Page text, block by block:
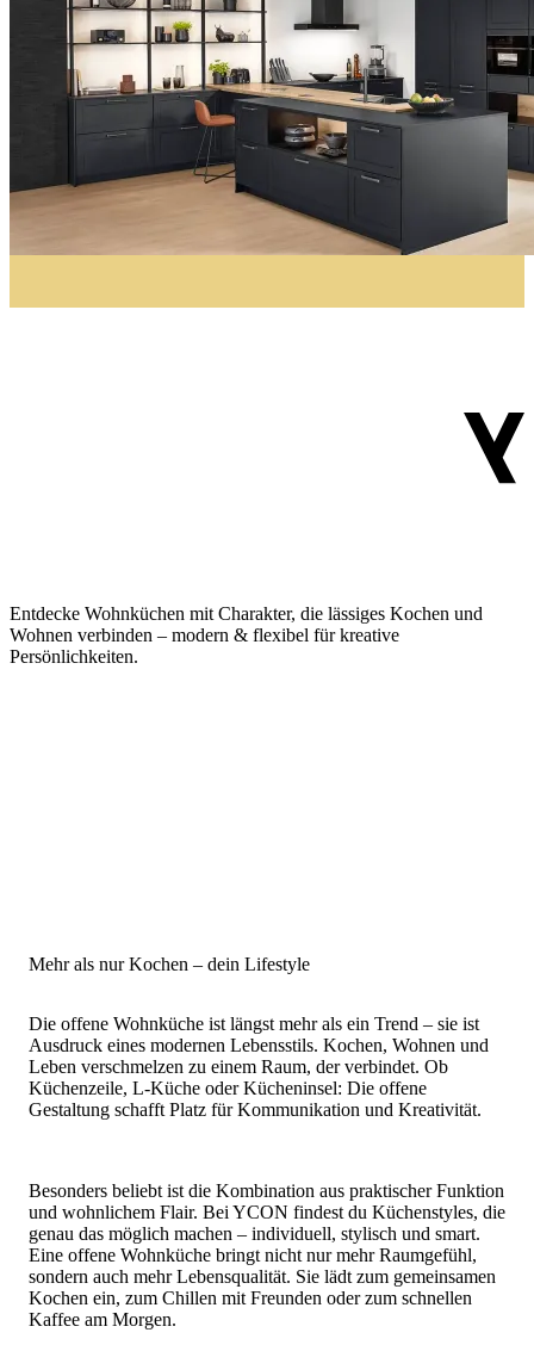
Entdecke Wohnküchen mit Charakter, die lässiges Kochen und
Wohnen verbinden – modern & flexibel für kreative
Persönlichkeiten.
Mehr als nur Kochen – dein Lifestyle
Die offene Wohnküche ist längst mehr als ein Trend – sie ist
Ausdruck eines modernen Lebensstils. Kochen, Wohnen und
Leben verschmelzen zu einem Raum, der verbindet. Ob
Küchenzeile, L-Küche oderKücheninsel: Die offene
Gestaltung schafft Platz für Kommunikation und Kreativität.
Besonders beliebt ist die Kombination aus praktischer Funktion
und wohnlichem Flair. Bei YCON findest du Küchenstyles, die
genau das möglich machen – individuell, stylisch und smart.
Eine offene Wohnküche bringt nicht nur mehr Raumgefühl,
sondern auch mehr Lebensqualität. Sie lädt zum gemeinsamen
Kochen ein, zum Chillen mit Freunden oder zum schnellen
Kaffee am Morgen.